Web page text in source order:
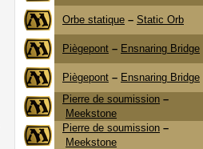
Orbe statique – Static Orb
Piègepont – Ensnaring Bridge
Piègepont – Ensnaring Bridge
Pierre de soumission –
Meekstone
Pierre de soumission –
Meekstone